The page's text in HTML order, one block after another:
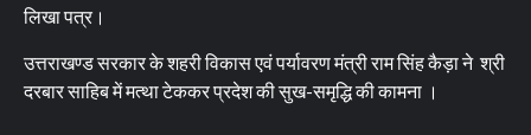
लिखा पत्र।
उत्तराखण्ड सरकार के शहरी विकास एवं पर्यावरण मंत्री राम सिंह कैड़ा ने श्री
दरबार साहिब में मत्था टेककर प्रदेश की सुख-समृद्धि की कामना ।